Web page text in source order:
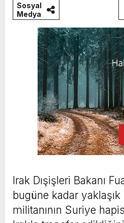
Sosyal
Medya
Irak Dışişleri Bakanı
bugüne kadar
militanının Suriye